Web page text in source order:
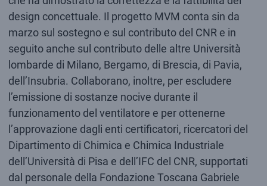
design concettuale. Il progetto MVM conta sin da
marzo sul sostegno e sul contributo del CNR e in
seguito anche sul contributo delle altre Università
lombarde di Milano, Bergamo, di Brescia, di Pavia,
dell’Insubria. Collaborano, inoltre, per escludere
l’emissione di sostanze nocive durante il
funzionamento del ventilatore e per ottenerne
l’approvazione dagli enti certificatori, ricercatori del
Dipartimento di Chimica e Chimica Industriale
dell’Università di Pisa e dell’IFC del CNR, supportati
dal personale della Fondazione Toscana Gabriele